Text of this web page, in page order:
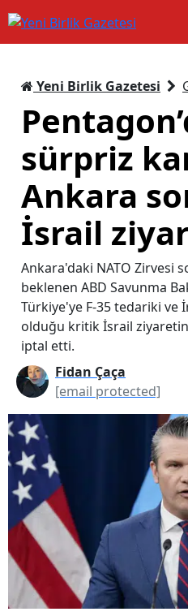
Yeni Birlik Gazetesi
sürpriz
Ankara
İsrail
Ankara'daki NATO Zirvesi
beklenen ABD Savunma
Türkiye'ye F-35 tedariki ve
olduğu kritik İsrail
iptal etti.
Fidan Çaça
[email protected]